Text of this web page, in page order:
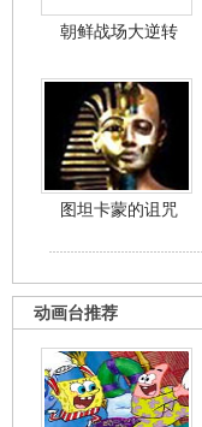
朝鲜战场大逆转
图坦卡蒙的诅咒
动画台推荐